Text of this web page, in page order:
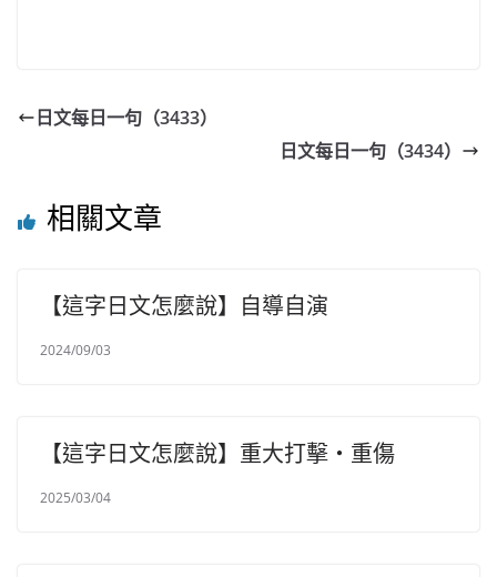
日文每日一句（3433）
日文每日一句（3434）
相關文章
【這字日文怎麼說】自導自演
2024/09/03
【這字日文怎麼說】重大打擊・重傷
2025/03/04